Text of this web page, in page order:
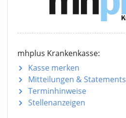
mhplus Krankenkasse:
Kasse merken
Mitteilungen & Statements
Terminhinweise
Stellenanzeigen